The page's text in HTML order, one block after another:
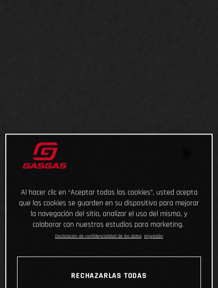
Al hacer clic en “Aceptar todas las cookies”, usted acepta
que las cookies se guarden en su dispositivo para mejorar
la navegación del sitio, analizar el uso del mismo, y
colaborar con nuestros estudios para marketing.
Declaración de confidencialidad de los datos Impresión
RECHAZARLAS TODAS